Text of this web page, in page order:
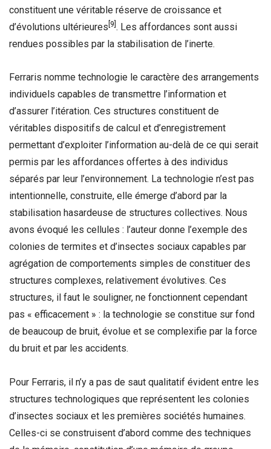
constituent une véritable réserve de croissance et
d’évolutions ultérieures [9] . Les affordances sont aussi
rendues possibles par la stabilisation de l’inerte.
Ferraris nomme technologie le caractère des arrangements
individuels capables de transmettre l’information et
d’assurer l’itération. Ces structures constituent de
véritables dispositifs de calcul et d’enregistrement
permettant d’exploiter l’information au-delà de ce qui serait
permis par les affordances offertes à des individus
séparés par leur l’environnement. La technologie n’est pas
intentionnelle, construite, elle émerge d’abord par la
stabilisation hasardeuse de structures collectives. Nous
avons évoqué les cellules : l’auteur donne l’exemple des
colonies de termites et d’insectes sociaux capables par
agrégation de comportements simples de constituer des
structures complexes, relativement évolutives. Ces
structures, il faut le souligner, ne fonctionnent cependant
pas « efficacement » : la technologie se constitue sur fond
de beaucoup de bruit, évolue et se complexifie par la force
du bruit et par les accidents.
Pour Ferraris, il n’y a pas de saut qualitatif évident entre les
structures technologiques que représentent les colonies
d’insectes sociaux et les premières sociétés humaines.
Celles-ci se construisent d’abord comme des techniques